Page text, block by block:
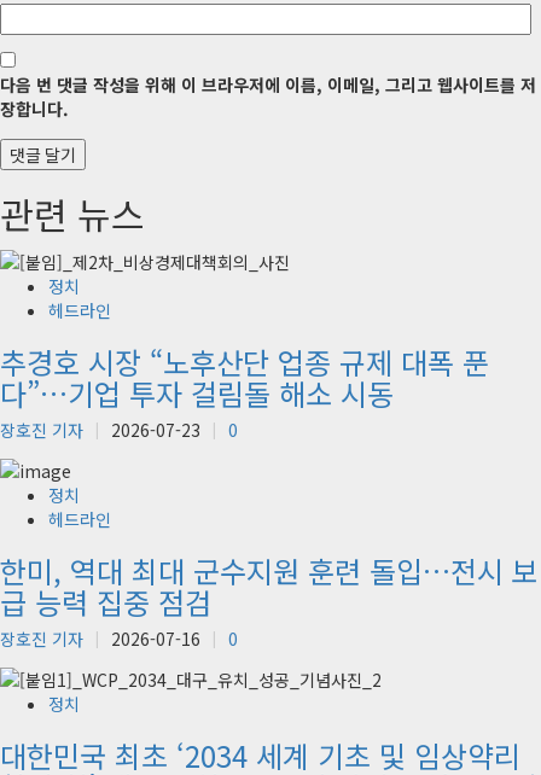
다음 번 댓글 작성을 위해 이 브라우저에 이름, 이메일, 그리고 웹사이트를 저
장합니다.
관련 뉴스
정치
헤드라인
추경호 시장 “노후산단 업종 규제 대폭 푼
다”…기업 투자 걸림돌 해소 시동
장호진 기자 2026-07-23 0
정치
헤드라인
한미, 역대 최대 군수지원 훈련 돌입…전시 보
급 능력 집중 점검
장호진 기자 2026-07-16 0
정치
대한민국 최초 ‘2034 세계 기초 및 임상약리